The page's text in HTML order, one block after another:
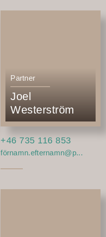
Partner
Joel
Westerström
+46 735 116 853
förnamn.efternamn@p...